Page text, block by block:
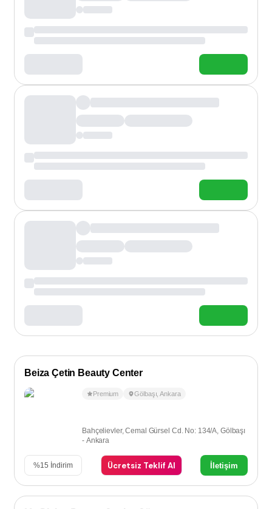
Beiza Çetin Beauty Center
Premium Gölbaşı ,Ankara
Bahçelievler, Cemal Gürsel Cd. No: 134/A, Gölbaşı
- Ankara
%15 İndirim Ücretsiz Teklif Al İletişim